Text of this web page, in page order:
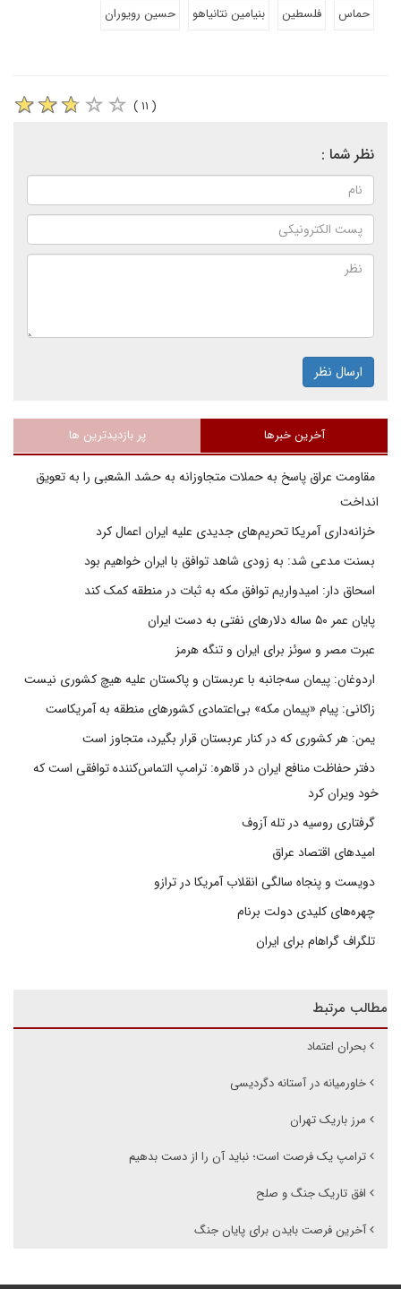
حماس
فلسطین بنیامین نتانیاهو حسین رویوران
( ۱۱ )
نظر شما :
ارسال نظر
آخرین خبرها پر بازدیدترین ها
مقاومت عراق پاسخ به حملات متجاوزانه به حشد الشعبی را به تعویق
انداخت
خزانه‌داری آمریکا تحریم‌های جدیدی علیه ایران اعمال کرد
بسنت مدعی شد: به زودی شاهد توافق با ایران خواهیم بود
اسحاق دار: امیدواریم توافق مکه به ثبات در منطقه کمک کند
پایان عمر ۵۰ ساله دلارهای نفتی به دست ایران
عبرت مصر و سوئز برای ایران و تنگه هرمز
اردوغان: پیمان سه‌جانبه با عربستان و پاکستان علیه هیچ کشوری نیست
زاکانی: پیام «پیمان مکه» بی‌اعتمادی کشورهای منطقه به آمریکاست
یمن: هر کشوری که در کنار عربستان قرار بگیرد، متجاوز است
دفتر حفاظت منافع ایران در قاهره: ترامپ التماس‌کننده توافقی است که
خود ویران کرد
گرفتاری روسیه در تله آزوف
امیدهای اقتصاد عراق
دویست و پنجاه سالگی انقلاب آمریکا در ترازو
چهره‌های کلیدی دولت برنام
تلگراف گراهام برای ایران
مطالب مرتبط
بحران اعتماد
خاورمیانه در آستانه دگردیسی
مرز باریک تهران
ترامپ یک فرصت است؛ نباید آن را از دست بدهیم
افق تاریک جنگ و صلح
آخرین فرصت بایدن برای پایان جنگ